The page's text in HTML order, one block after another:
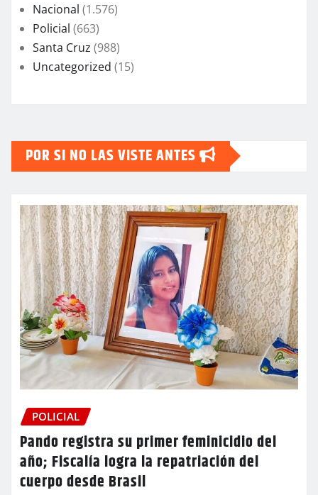
Nacional (1.576)
Policial (663)
Santa Cruz (988)
Uncategorized (15)
POR SI NO LAS VISTE ANTES
POLICIAL
Pando registra su primer feminicidio del
año; Fiscalía logra la repatriación del
cuerpo desde Brasil